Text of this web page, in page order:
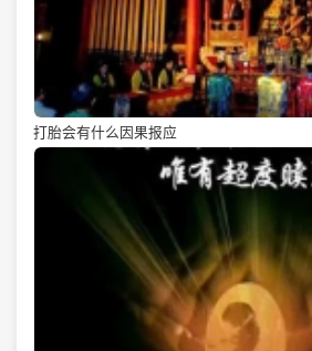
打胎会有什么因果报应